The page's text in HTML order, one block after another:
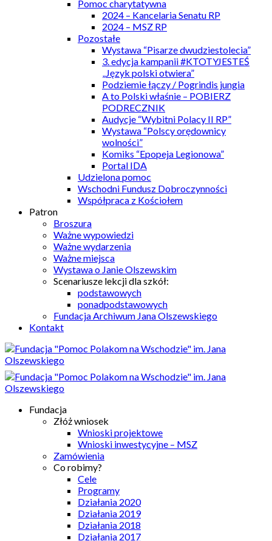
Pomoc charytatywna
2024 – Kancelaria Senatu RP
2024 – MSZ RP
Pozostałe
Wystawa “Pisarze dwudziestolecia”
3. edycja kampanii #KTOTYJESTEŚ
„Język polski otwiera”
Podziemie łączy / Pogrindis jungia
A to Polski właśnie – POBIERZ
PODRECZNIK
Audycje “Wybitni Polacy II RP”
Wystawa “Polscy orędownicy
wolności”
Komiks “Epopeja Legionowa”
Portal IDA
Udzielona pomoc
Wschodni Fundusz Dobroczynności
Współpraca z Kościołem
Patron
Broszura
Ważne wypowiedzi
Ważne wydarzenia
Ważne miejsca
Wystawa o Janie Olszewskim
Scenariusze lekcji dla szkół:
podstawowych
ponadpodstawowych
Fundacja Archiwum Jana Olszewskiego
Kontakt
Fundacja
Złóż wniosek
Wnioski projektowe
Wnioski inwestycyjne – MSZ
Zamówienia
Co robimy?
Cele
Programy
Działania 2020
Działania 2019
Działania 2018
Działania 2017